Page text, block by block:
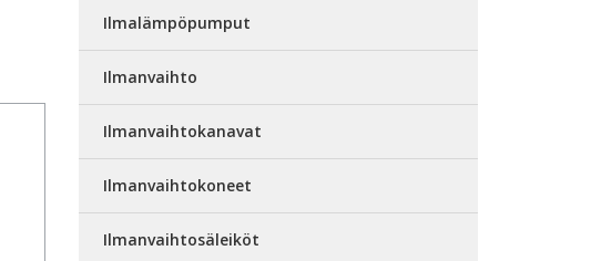
Ilmalämpöpumput
Ilmanvaihto
Ilmanvaihtokanavat
Ilmanvaihtokoneet
Ilmanvaihtosäleiköt